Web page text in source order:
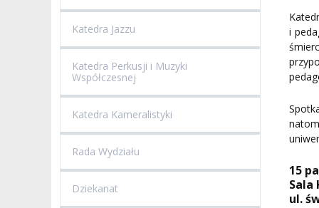
Katedra Jazzu
Katedra Perkusji i Muzyki
Współczesnej
Katedra Kameralistyki
Rada Wydziału
Dziekanat
i
15
Sala
ul.